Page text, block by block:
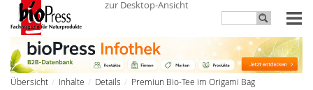
zur Desktop-Ansicht
Übersicht Inhalte Details
Premiun Bio-Tee im Origami Bag